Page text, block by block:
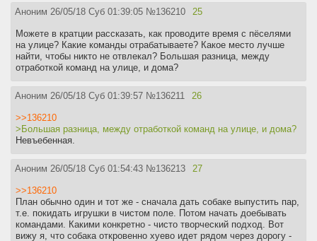
Аноним 26/05/18 Суб 01:39:05 №136210 25
Можете в кратции рассказать, как проводите время с пёселями
на улице? Какие команды отрабатываете? Какое место лучше
найти, чтобы никто не отвлекал? Большая разница, между
отработкой команд на улице, и дома?
Аноним 26/05/18 Суб 01:39:57 №136211 26
>>136210
>Большая разница, между отработкой команд на улице, и дома?
Невъебенная.
Аноним 26/05/18 Суб 01:54:43 №136213 27
>>136210
План обычно один и тот же - сначала дать собаке выпустить пар,
т.е. покидать игрушки в чистом поле. Потом начать доебывать
командами. Какими конкретно - чисто творческий подход. Вот
вижу я, что собака откровенно хуево идет рядом через дорогу -